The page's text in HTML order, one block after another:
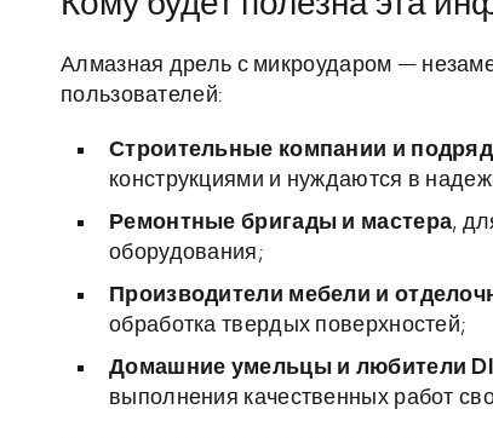
Алмазная дрель с микроударом —
пользователей:
Строительные компании и
конструкциями и нуждаются в
Ремонтные бригады и мастера,
оборудования;
Производители мебели и
обработка твердых поверхностей;
Домашние умельцы и любители
выполнения качественных работ